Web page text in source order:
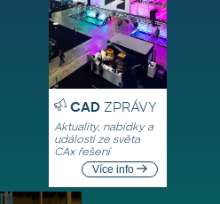
CADZPRÁVY
Aktuality, nabídky a
události ze světa
CAx řešení
Více info